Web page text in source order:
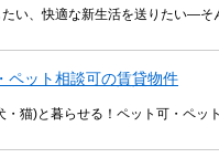
い、快適な新生活を送りたい―そ
ペット相談可の賃貸物件
猫)と暮らせる！ペット可・ペッ